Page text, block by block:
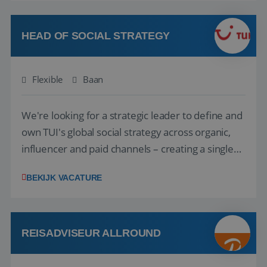
deze onderdelen zijn nu samen gevoegd...
HEAD OF SOCIAL STRATEGY
Flexible Baan
We're looking for a strategic leader to define and
own TUI's global social strategy across organic,
influencer and paid channels – creating a single
locally. The role will be published until 18 August
Attractive remuneration, discre...
BEKIJK VACATURE
REISADVISEUR ALLROUND